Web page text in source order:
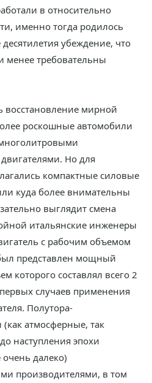
в относительно
именно тогда родилось
убеждение, что
менее требовательны
восстановление мирной
роскошные автомобили
Но для
компактные силовые
куда более внимательны
выглядит смена
итальянские инженеры
с рабочим объемом
представлен мощный
которого составлял всего 2
случаев применения
Полутора-
атмосферные, так
наступления эпохи
далеко)
производителями, в том